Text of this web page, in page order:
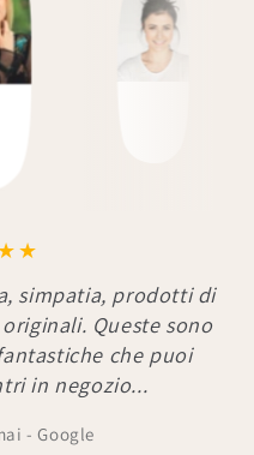
simpatia, prodotti di
Queste sono
che puoi
in negozio...
- Google